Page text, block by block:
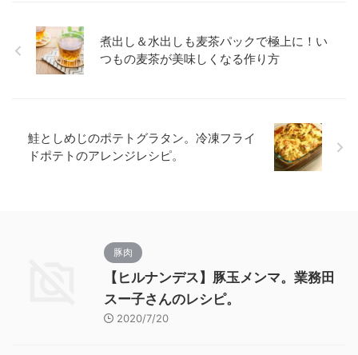
煮出し＆水出しも麦茶パックで極上に！い
つもの麦茶が美味しくなる作り方
鮭としめじのポテトグラタン。冷凍フライ
ドポテトのアレンジレシピ。
豚肉
【ヒルナンデス】豚玉メンマ。業務田
スー子さんのレシピ。
2020/7/20